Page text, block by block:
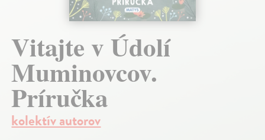
Vitajte v Údolí
Muminovcov.
Príručka
kolektív autorov